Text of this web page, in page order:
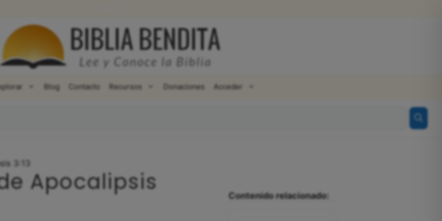
Blog Contacto Recursos Donaciones Acceder
3:13
Apocalipsis
Contenido relacionado: